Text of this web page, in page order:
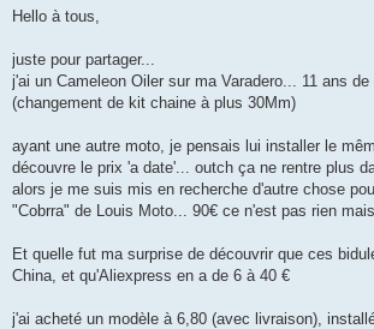
s
g
Hello à tous,
juste pour partager...
j'ai un Cameleon Oiler sur ma Varadero... 11 ans de
(changement de kit chaine à plus 30Mm)
ayant une autre moto, je pensais lui installer le
découvre le prix 'a date'... outch ça ne rentre plus
alors je me suis mis en recherche d'autre chose
"Cobrra" de Louis Moto... 90€ ce n'est pas rien
Et quelle fut ma surprise de découvrir que ces
China, et qu'Aliexpress en a de 6 à 40 €
j'ai acheté un modèle à 6,80 (avec livraison),